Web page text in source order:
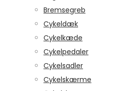
Bremsegreb
Cykeldæk
Cykelkæde
Cykelpedaler
Cykelsadler
Cykelskærme